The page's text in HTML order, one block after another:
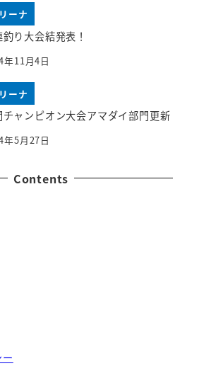
ーナ
り大会結発表！
年11月4日
ーナ
チャンピオン大会アマダイ部門更新
年5月27日
Contents